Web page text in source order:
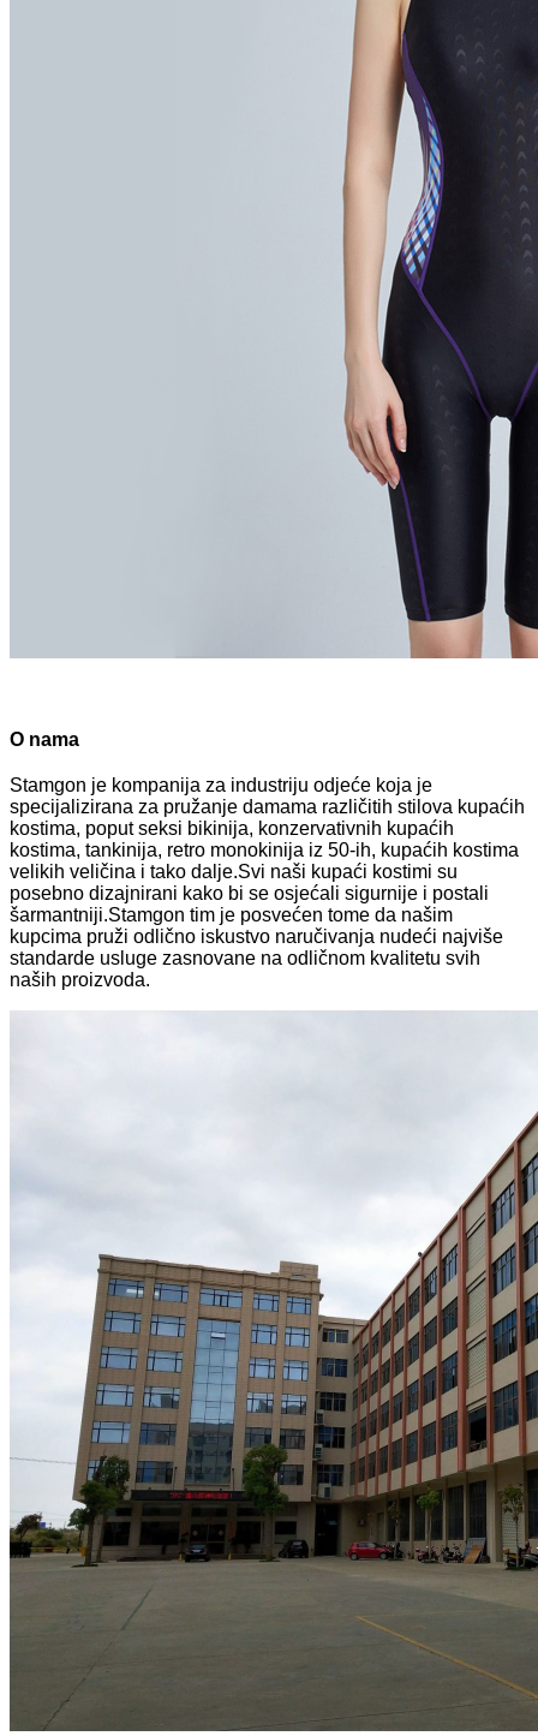
O nama
Stamgon je kompanija za industriju odjeće koja je
specijalizirana za pružanje damama različitih stilova kupaćih
kostima, poput seksi bikinija, konzervativnih kupaćih
kostima, tankinija, retro monokinija iz 50-ih, kupaćih kostima
velikih veličina i tako dalje.Svi naši kupaći kostimi su
posebno dizajnirani kako bi se osjećali sigurnije i postali
šarmantniji.Stamgon tim je posvećen tome da našim
kupcima pruži odlično iskustvo naručivanja nudeći najviše
standarde usluge zasnovane na odličnom kvalitetu svih
naših proizvoda.